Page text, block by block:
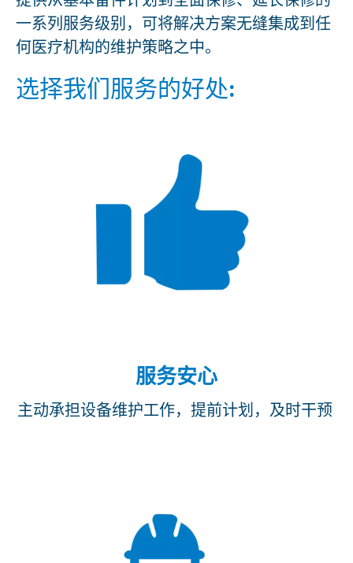
一系列服务级别，可将解决方案无缝集成到任
何医疗机构的维护策略之中。
选择我们服务的好处:
服务安心
主动承担设备维护工作，提前计划，及时干预